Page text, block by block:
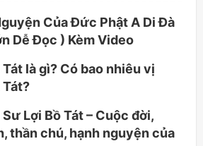
Của Đức Phật A Di Đà
Dễ Đọc ) Kèm Video
Tát là gì? Có bao nhiêu vị
Tát?
Lợi Bồ Tát – Cuộc đời,
thần chú, hạnh nguyện của